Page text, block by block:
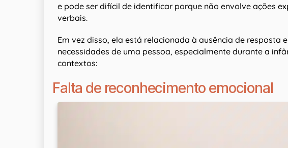
e pode ser difícil de identificar porque não envolve ações
verbais.
Em vez disso, ela está relacionada à ausência de resposta
necessidades de uma pessoa, especialmente durante a
contextos:
Falta de reconhecimento emocional